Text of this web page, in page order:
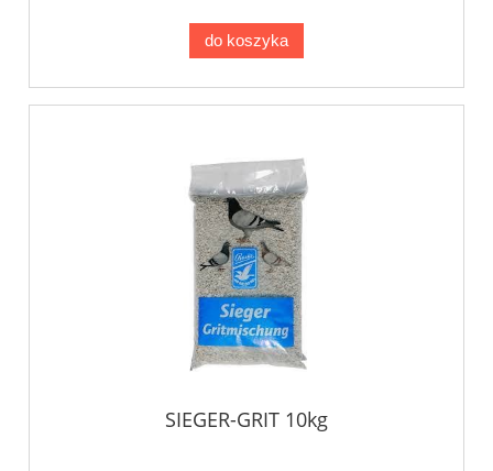
do koszyka
SIEGER-GRIT 10kg